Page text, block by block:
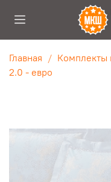
Главная Комплекты
2.0 - евро